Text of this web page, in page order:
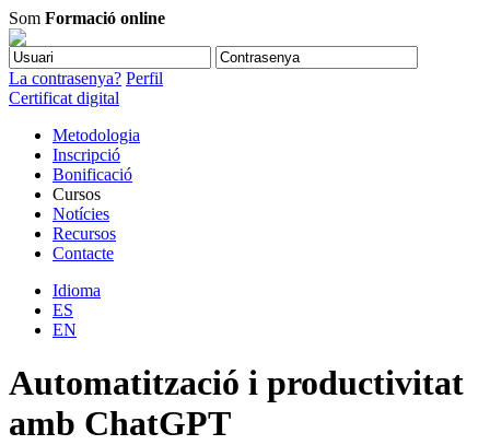
Som Formació online
La contrasenya? Perfil
Certificat digital
Metodologia
Inscripció
Bonificació
Cursos
Notícies
Recursos
Contacte
Idioma
ES
EN
Automatització i productivitat
amb ChatGPT